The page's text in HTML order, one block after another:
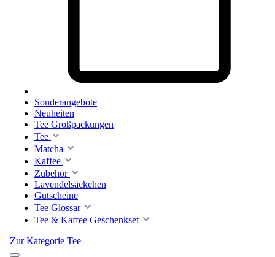
Sonderangebote
Neuheiten
Tee Großpackungen
Tee
Matcha
Kaffee
Zubehör
Lavendelsäckchen
Gutscheine
Tee Glossar
Tee & Kaffee Geschenkset
Zur Kategorie Tee